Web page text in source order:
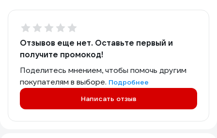
Отзывов еще нет. Оставьте первый и
получите промокод!
Поделитесь мнением, чтобы помочь другим
покупателям в выборе. Подробнее
Написать отзыв